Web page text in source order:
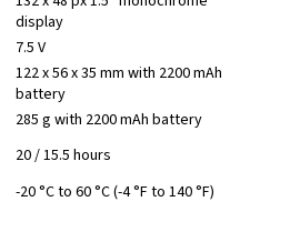
display
7.5 V
122 x 56 x 35 mm with 2200 mAh
battery
285 g with 2200 mAh battery
20 / 15.5 hours
-20 °C to 60 °C (-4 °F to 140 °F)